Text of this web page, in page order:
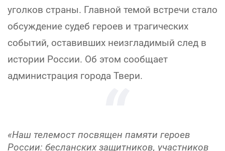
уголков страны. Главной темой встречи стало
обсуждение судеб героев и трагических
событий, оставивших неизгладимый след в
истории России. Об этом сообщает
администрация города Твери.
«Наш телемост посвящен памяти героев
России: бесланских защитников, участников